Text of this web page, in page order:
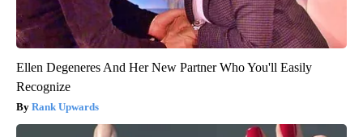
Ellen Degeneres And Her New Partner Who You'll Easily
Recognize
Rank Upwards